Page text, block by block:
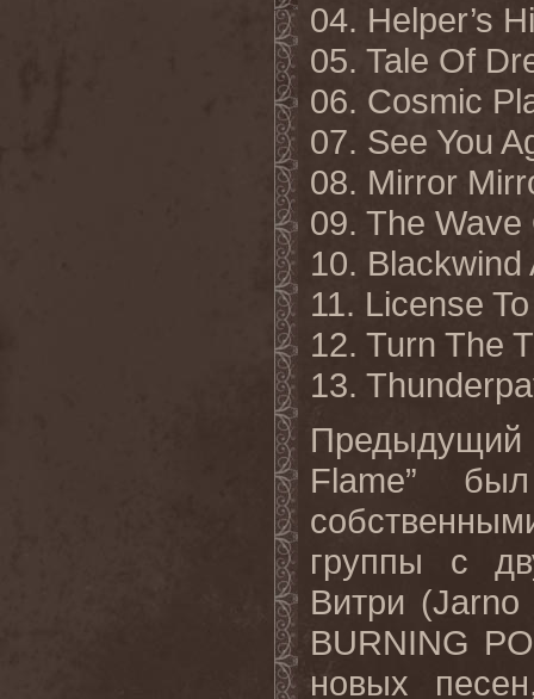
04. Helper’s
05. Tale Of
06. Cosmic
07. See You
08. Mirror
09. The Wave
10. Blackwind
11. License
12. Turn The
13.
Flame”
группы с
Витри
BURNING
новых